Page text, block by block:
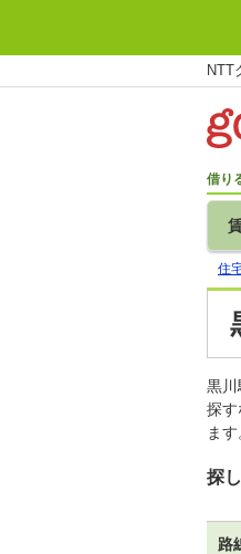
NTT
借り
住
黒川
探す
ます
探
路